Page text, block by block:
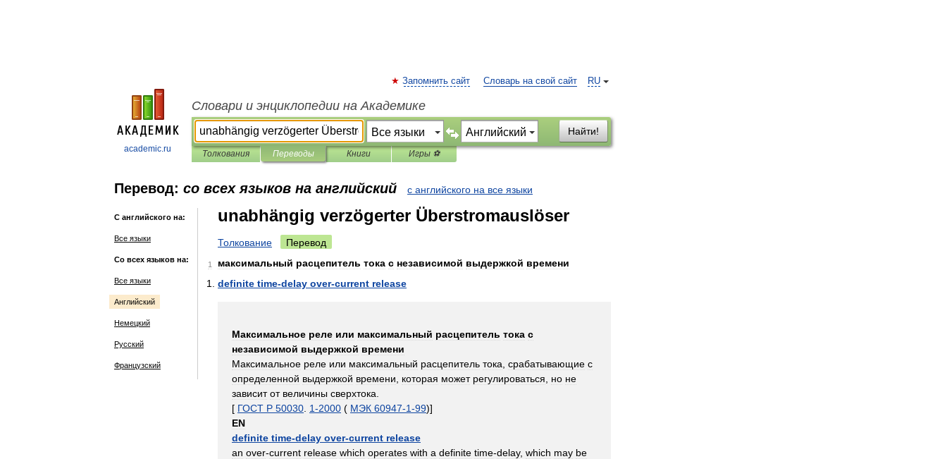
academic.ru
RU
Запомнить сайт Словарь на свой сайт
Словари и энциклопедии на Академике
Найти!
Толкования Переводы Книги Игры ⚽
Перевод: со всех языков на английский с английского на все языки
С английского на:
Все языки
Со всех языков на:
Все языки
Английский
Немецкий
Русский
Французский
unabhängig verzögerter Überstromauslöser
Толкование Перевод
1 максимальный расцепитель тока с независимой выдержкой времени
definite time-delay over-current release
Максимальное реле или максимальный расцепитель тока с
независимой выдержкой времени
Максимальное реле или максимальный расцепитель тока срабатывающие с
определенной выдержкой времени которая может регулироваться но не
зависит от величины сверхтока
[ ГОСТ Р 50030 1-2000 ( МЭК 60947-1-99)]
EN
definite time-delay over-current release
an over-current release which operates with a definite time-delay, which may be